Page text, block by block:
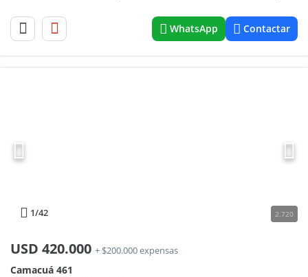
WhatsApp Contactar
1/42 2.720
USD 420.000 + $200.000 expensas
Camacuá 461